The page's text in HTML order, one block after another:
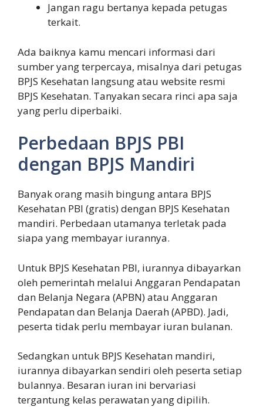
Jangan ragu bertanya kepada petugas
terkait.
Ada baiknya kamu mencari informasi dari
sumber yang terpercaya, misalnya dari petugas
BPJS Kesehatan langsung atau website resmi
BPJS Kesehatan. Tanyakan secara rinci apa saja
yang perlu diperbaiki.
Perbedaan BPJS PBI
dengan BPJS Mandiri
Banyak orang masih bingung antara BPJS
Kesehatan PBI (gratis) dengan BPJS Kesehatan
mandiri. Perbedaan utamanya terletak pada
siapa yang membayar iurannya.
Untuk BPJS Kesehatan PBI, iurannya dibayarkan
oleh pemerintah melalui Anggaran Pendapatan
dan Belanja Negara (APBN) atau Anggaran
Pendapatan dan Belanja Daerah (APBD). Jadi,
peserta tidak perlu membayar iuran bulanan.
Sedangkan untuk BPJS Kesehatan mandiri,
iurannya dibayarkan sendiri oleh peserta setiap
bulannya. Besaran iuran ini bervariasi
tergantung kelas perawatan yang dipilih.